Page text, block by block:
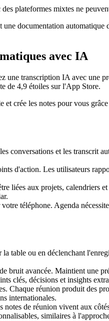
plateformes mixtes ne
documentation automatique
avec IA
transcription IA avec une
de 4,9 étoiles sur l'App Store.
crée les notes pour vous
conversations et les transcrit
d'action. Les utilisateurs
liées aux projets, calendriers
téléphone. Agenda
table ou en déclenchant
bruit avancée. Maintient une
clés, décisions et insights
Chaque réunion produit des
internationales.
notes de réunion vivent aux
similaires à